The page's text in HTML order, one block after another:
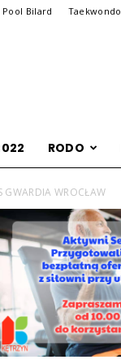
Pool Bilard Taekwondo
RODO
GWARDIA WROCŁAW